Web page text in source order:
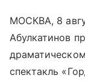
МОСКВА, 8
Абулкатинов
спектакль